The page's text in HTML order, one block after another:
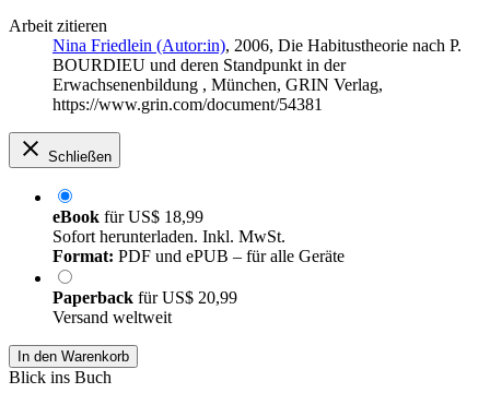
Arbeit zitieren
Nina Friedlein (Autor:in), 2006, Die Habitustheorie nach P.
BOURDIEU und deren Standpunkt in der
Erwachsenenbildung , München, GRIN Verlag,
https://www.grin.com/document/54381
Schließen
eBook fürUS$ 18,99
Sofort herunterladen. Inkl. MwSt.
Format: PDF und ePUB – für alle Geräte
Paperback fürUS$ 20,99
Versand weltweit
In den Warenkorb
Blick ins Buch